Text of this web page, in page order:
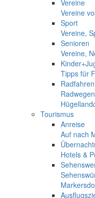
Vereine
Vereine
Sport
Vereine,
Senioren
Vereine,
Tipps für
Radfahren
Hügelland
Tourismus
Anreise
Auf nach
Hotels &